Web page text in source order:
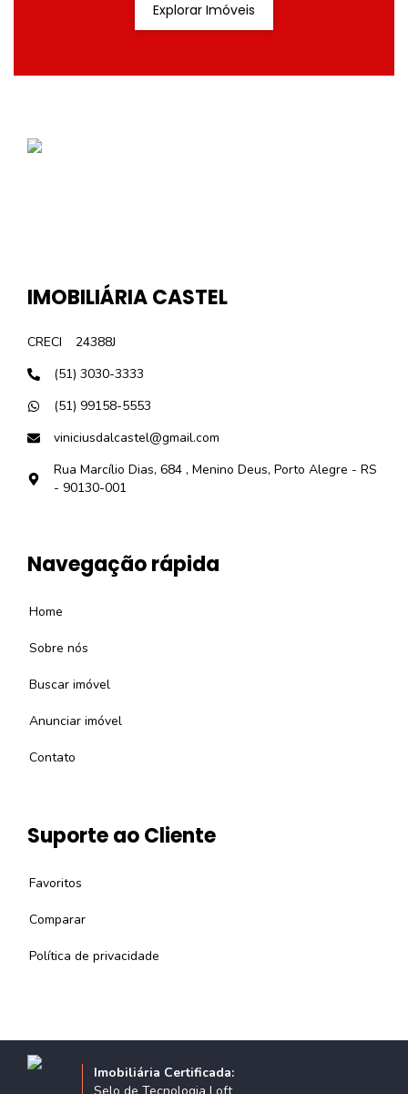
Explorar Imóveis
IMOBILIÁRIA CASTEL
CRECI
24388J
(51) 3030-3333
(51) 99158-5553
viniciusdalcastel@gmail.com
Rua Marcílio Dias, 684 , Menino Deus, Porto Alegre - RS
- 90130-001
Navegação rápida
Home
Sobre nós
Buscar imóvel
Anunciar imóvel
Contato
Suporte ao Cliente
Favoritos
Comparar
Política de privacidade
Imobiliária Certificada: